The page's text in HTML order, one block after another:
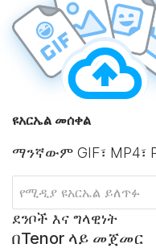
ዩአርኤል መሰቀል
ማንኛውም GIF፣ MP4፣
ደንቦች እና ግላዊነት
በTenor ላይ መጀመር